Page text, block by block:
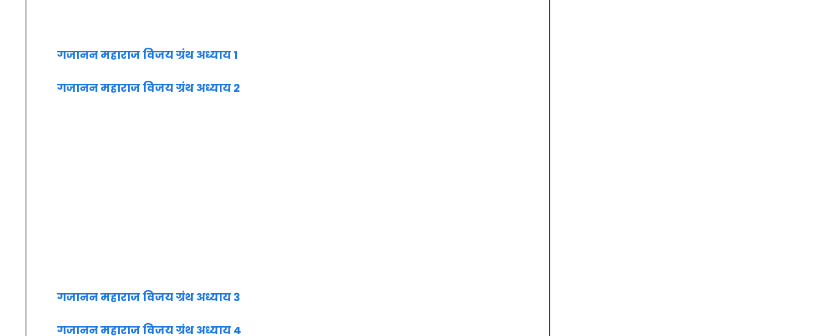
गजानन महाराज विजय ग्रंथ अध्याय 1
गजानन महाराज विजय ग्रंथ अध्याय 2
गजानन महाराज विजय ग्रंथ अध्याय 3
गजानन महाराज विजय ग्रंथ अध्याय 4